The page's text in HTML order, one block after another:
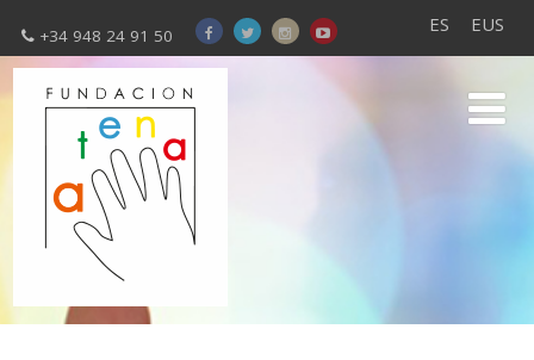
ES EUS
+34 948 24 91 50